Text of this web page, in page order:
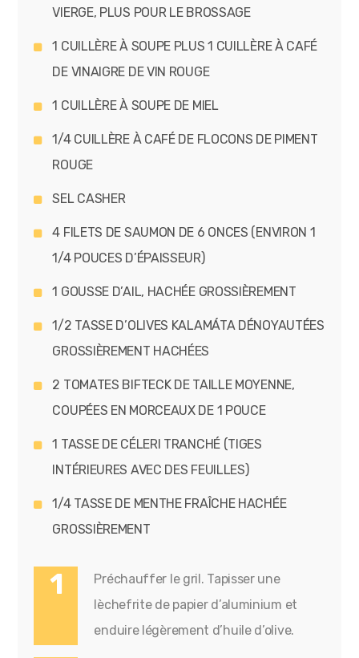
VIERGE, PLUS POUR LE BROSSAGE
1 CUILLÈRE À SOUPE PLUS 1 CUILLÈRE À CAFÉ
DE VINAIGRE DE VIN ROUGE
1 CUILLÈRE À SOUPE DE MIEL
1/4 CUILLÈRE À CAFÉ DE FLOCONS DE PIMENT
ROUGE
SEL CASHER
4 FILETS DE SAUMON DE 6 ONCES (ENVIRON 1
1/4 POUCES D’ÉPAISSEUR)
1 GOUSSE D’AIL, HACHÉE GROSSIÈREMENT
1/2 TASSE D’OLIVES KALAMÁTA DÉNOYAUTÉES
GROSSIÈREMENT HACHÉES
2 TOMATES BIFTECK DE TAILLE MOYENNE,
COUPÉES EN MORCEAUX DE 1 POUCE
1 TASSE DE CÉLERI TRANCHÉ (TIGES
INTÉRIEURES AVEC DES FEUILLES)
1/4 TASSE DE MENTHE FRAÎCHE HACHÉE
GROSSIÈREMENT
Préchauffer le gril. Tapisser une
lèchefrite de papier d’aluminium et
enduire légèrement d’huile d’olive.